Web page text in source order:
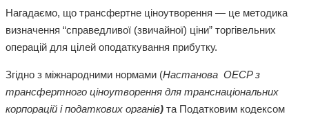
Нагадаємо, що трансфертне ціноутворення — це методика
визначення “справедливої (звичайної) ціни” торгівельних
операцій для цілей оподаткування прибутку.
Згідно з міжнародними нормами (Настанова ОЕСP з
трансфертного ціноутворення для транснаціональних
корпорацій і податкових органів) та Податковим кодексом